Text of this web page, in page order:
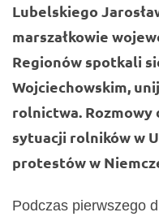
Lubelskiego
marszałkowie
Regionów spotkali
Wojciechowskim,
rolnictwa.
sytuacji rolników w
protestów w
Podczas pierwszego